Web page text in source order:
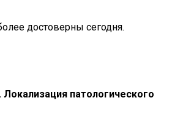
достоверны сегодня.
патологического